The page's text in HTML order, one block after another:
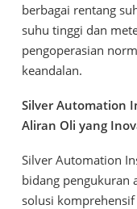
berbagai rentang
suhu tinggi dan
pengoperasian
keandalan.
Silver Automation
Aliran Oli yang
Silver Automation
bidang pengukuran
solusi